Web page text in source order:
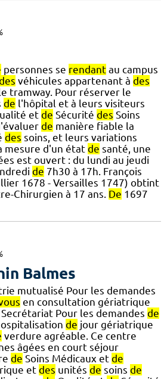
personnes se rendant au campus
véhicules appartenant à des
tramway. Pour réserver le
de l'hôpital et à leurs visiteurs
et de Sécurité des Soins
de manière fiable la
des soins, et leurs variations
mesure d'un état de santé, une
est ouvert : du lundi au jeudi
de 7h30 à 17h. François
1678 - Versailles 1747) obtint
Chirurgien à 17 ans. De 1697
Balmes
mutualisé Pour les demandes
en consultation gériatrique
Pour les demandes de
de jour gériatrique
verdure agréable. Ce centre
âgées en court séjour
de Soins Médicaux et de
et des unités de soins de